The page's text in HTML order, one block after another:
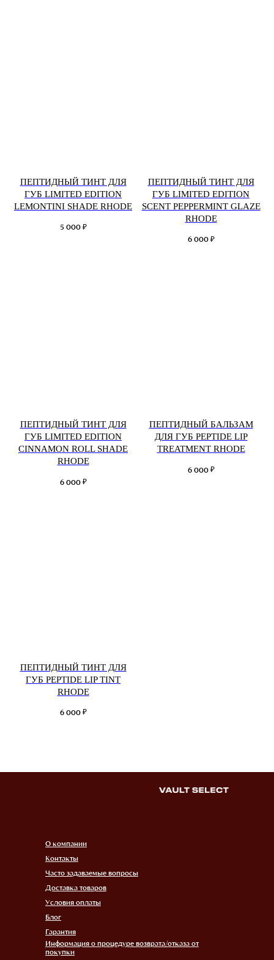
ПЕПТИДНЫЙ ТИНТ ДЛЯ
ГУБ LIMITED EDITION
LEMONTINI SHADE RHODE
5 000 ₽
ПЕПТИДНЫЙ ТИНТ ДЛЯ
ГУБ LIMITED EDITION
SCENT PEPPERMINT GLAZE
RHODE
6 000 ₽
ПЕПТИДНЫЙ ТИНТ ДЛЯ
ГУБ LIMITED EDITION
CINNAMON ROLL SHADE
RHODE
6 000 ₽
ПЕПТИДНЫЙ БАЛЬЗАМ
ДЛЯ ГУБ PEPTIDE LIP
TREATMENT RHODE
6 000 ₽
ПЕПТИДНЫЙ ТИНТ ДЛЯ
ГУБ PEPTIDE LIP TINT
RHODE
6 000 ₽
Контакты
Часто задаваемые вопросы
Доставка товаров
Условия оплаты
Гарантия
Блог
Информация о процедуре возврата/отказа от
покупки
О компании